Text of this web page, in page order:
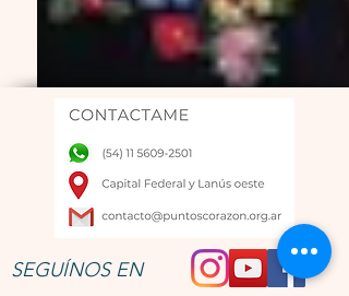
SEGUÍNOS EN